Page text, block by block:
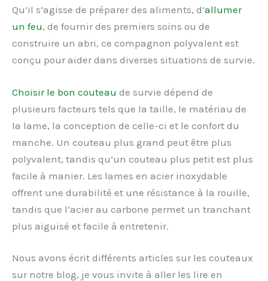
Qu’il s’agisse de préparer des aliments, d’allumer
un feu, de fournir des premiers soins ou de
construire un abri, ce compagnon polyvalent est
conçu pour aider dans diverses situations de survie.
Choisir le bon couteau de survie dépend de
plusieurs facteurs tels que la taille, le matériau de
la lame, la conception de celle-ci et le confort du
manche. Un couteau plus grand peut être plus
polyvalent, tandis qu’un couteau plus petit est plus
facile à manier. Les lames en acier inoxydable
offrent une durabilité et une résistance à la rouille,
tandis que l’acier au carbone permet un tranchant
plus aiguisé et facile à entretenir.
Nous avons écrit différents articles sur les couteaux
sur notre blog, je vous invite à aller les lire en